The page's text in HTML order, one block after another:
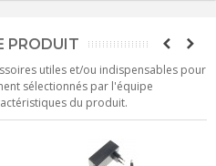
PRODUIT
utiles et/ou indispensables pour
sélectionnés par l'équipe
du produit.